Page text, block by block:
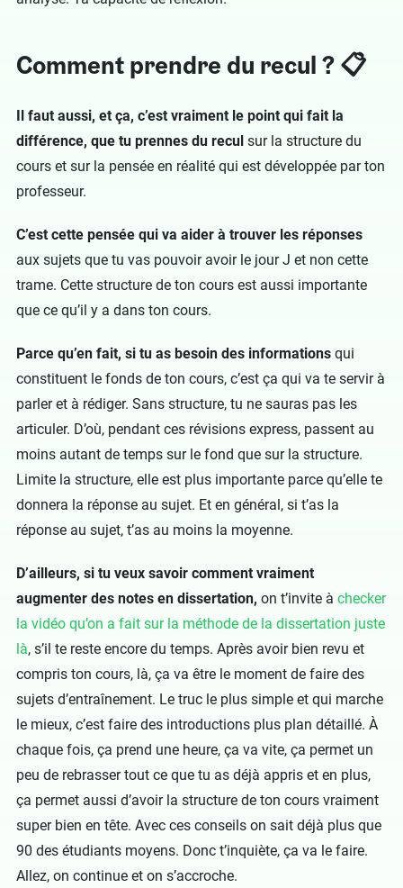
Comment prendre du recul ? 📋
Il faut aussi, et ça, c’est vraiment le point qui fait la
différence, que tu prennes du recul sur la structure du
cours et sur la pensée en réalité qui est développée par ton
professeur.
C’est cette pensée qui va aider à trouver les réponses
aux sujets que tu vas pouvoir avoir le jour J et non cette
trame. Cette structure de ton cours est aussi importante
que ce qu’il y a dans ton cours.
Parce qu’en fait, si tu as besoin des informations qui
constituent le fonds de ton cours, c’est ça qui va te servir à
parler et à rédiger. Sans structure, tu ne sauras pas les
articuler. D’où, pendant ces révisions express, passent au
moins autant de temps sur le fond que sur la structure.
Limite la structure, elle est plus importante parce qu’elle te
donnera la réponse au sujet. Et en général, si t’as la
réponse au sujet, t’as au moins la moyenne.
D’ailleurs, si tu veux savoir comment vraiment
augmenter des notes en dissertation, on t’invite à checker
la vidéo qu’on a fait sur la méthode de la dissertation juste
là, s’il te reste encore du temps. Après avoir bien revu et
compris ton cours, là, ça va être le moment de faire des
sujets d’entraînement. Le truc le plus simple et qui marche
le mieux, c’est faire des introductions plus plan détaillé. À
chaque fois, ça prend une heure, ça va vite, ça permet un
peu de rebrasser tout ce que tu as déjà appris et en plus,
ça permet aussi d’avoir la structure de ton cours vraiment
super bien en tête. Avec ces conseils on sait déjà plus que
90 des étudiants moyens. Donc t’inquiète, ça va le faire.
Allez, on continue et on s’accroche.